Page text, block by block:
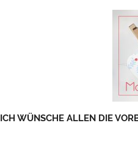
ICH WÜNSCHE ALLEN DIE